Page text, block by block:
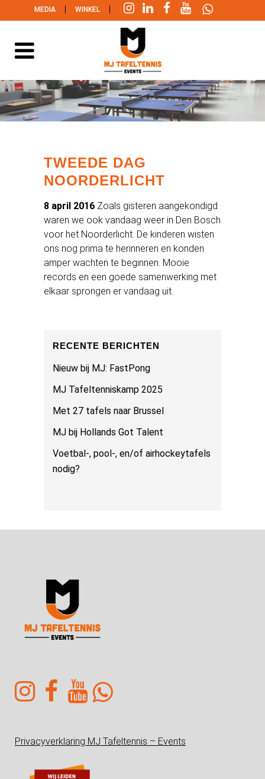
MEDIA | WINKEL |
TWEEDE DAG
NOORDERLICHT
8 april 2016 Zoals gisteren aangekondigd
waren we ook vandaag weer in Den Bosch
voor het Noorderlicht. De kinderen wisten
ons nog prima te herinneren en konden
amper wachten te beginnen. Mooie
records en een goede samenwerking met
elkaar sprongen er vandaag uit.
RECENTE BERICHTEN
Nieuw bij MJ: FastPong
MJ Tafeltenniskamp 2025
Met 27 tafels naar Brussel
MJ bij Hollands Got Talent
Voetbal-, pool-, en/of airhockeytafels
nodig?
Privacyverklaring MJ Tafeltennis – Events